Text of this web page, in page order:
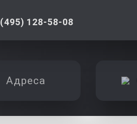
(495) 128-58-08
Адреса